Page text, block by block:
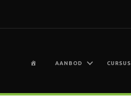
AANBOD CURSUS